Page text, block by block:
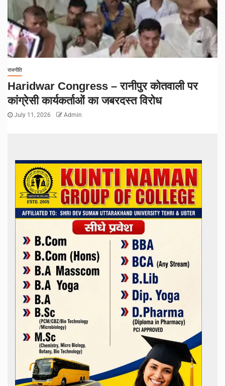
राजनीति
Haridwar Congress – रानीपुर कोतवाली पर
कांग्रेसी कार्यकर्ताओं का जबरदस्त विरोध
July 11, 2026 Admin